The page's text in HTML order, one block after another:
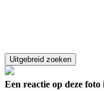
Een reactie op deze foto